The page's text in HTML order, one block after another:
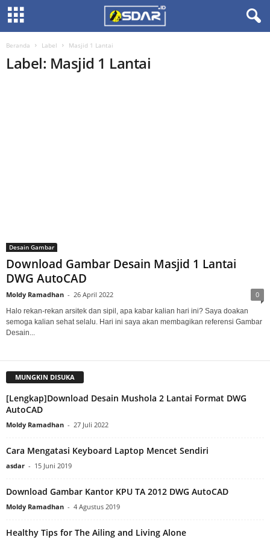
Beranda Label Masjid 1 Lantai
Label: Masjid 1 Lantai
Desain Gambar
Download Gambar Desain Masjid 1 Lantai
DWG AutoCAD
Moldy Ramadhan - 26 April 2022 0
Halo rekan-rekan arsitek dan sipil, apa kabar kalian hari ini? Saya doakan
semoga kalian sehat selalu. Hari ini saya akan membagikan referensi Gambar
Desain...
MUNGKIN DISUKA
[Lengkap]Download Desain Mushola 2 Lantai Format DWG
AutoCAD
Moldy Ramadhan - 27 Juli 2022
Cara Mengatasi Keyboard Laptop Mencet Sendiri
asdar - 15 Juni 2019
Download Gambar Kantor KPU TA 2012 DWG AutoCAD
Moldy Ramadhan - 4 Agustus 2019
Healthy Tips for The Ailing and Living Alone